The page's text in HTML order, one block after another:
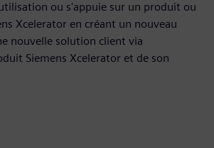
ou s'appuie sur un produit ou
Xcelerator en créant un nouveau
nouvelle solution client via
Siemens Xcelerator et de son